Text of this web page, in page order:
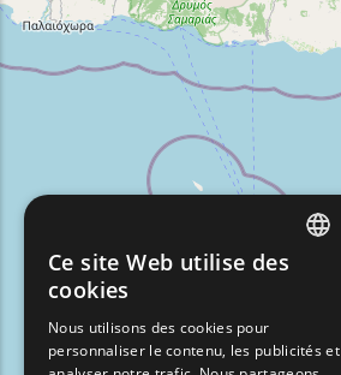
FRENCH
Ce site Web utilise des
cookies
Nous utilisons des cookies pour
personnaliser le contenu, les publicités et